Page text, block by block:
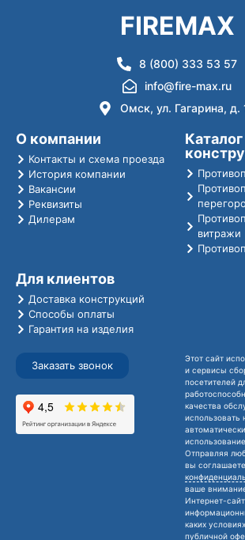
FIREMAX
8 (800) 333 53 57
info@fire-max.ru
Омск, ул. Гагарина, д.
О компании
Контакты и схема проезда
История компании
Вакансии
Реквизиты
Дилерам
Каталог
витражи
Для клиентов
Доставка конструкций
Способы оплаты
Гарантия на изделия
Заказать звонок
Этот сайт
и сервисы
посетителей
качества
использовать
Отправляя
вы
ваше
Интернет-
каких
публичной